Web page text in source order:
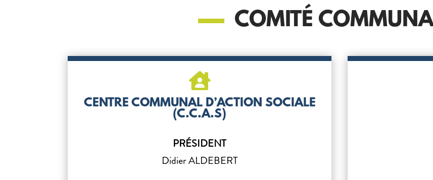
COMITÉ

CENTRE COMMUNAL D’ACTION SOCIALE
(C.C.A.S)
PRÉSIDENT
Didier ALDEBERT